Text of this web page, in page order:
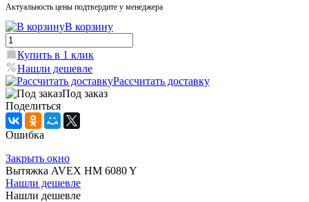
Актуальность цены подтвердите у менеджера
В корзину
Купить в 1 клик
Нашли дешевле
Рассчитать доставку
Под заказ
Поделиться
Ошибка
Закрыть окно
Вытяжка AVEX HM 6080 Y
Нашли дешевле
Нашли дешевле